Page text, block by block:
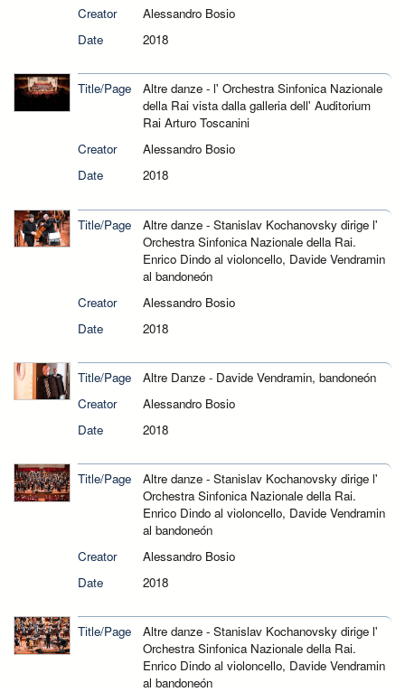
Creator
Alessandro Bosio
Date
2018
Title/Page
Altre danze - l' Orchestra Sinfonica Nazionale
della Rai vista dalla galleria dell' Auditorium
Rai Arturo Toscanini
Creator
Alessandro Bosio
Date
2018
Title/Page
Altre danze - Stanislav Kochanovsky dirige l'
Orchestra Sinfonica Nazionale della Rai.
Enrico Dindo al violoncello, Davide Vendramin
al bandoneón
Creator
Alessandro Bosio
Date
2018
Title/Page
Altre Danze - Davide Vendramin, bandoneón
Creator
Alessandro Bosio
Date
2018
Title/Page
Altre danze - Stanislav Kochanovsky dirige l'
Orchestra Sinfonica Nazionale della Rai.
Enrico Dindo al violoncello, Davide Vendramin
al bandoneón
Creator
Alessandro Bosio
Date
2018
Title/Page
Altre danze - Stanislav Kochanovsky dirige l'
Orchestra Sinfonica Nazionale della Rai.
Enrico Dindo al violoncello, Davide Vendramin
al bandoneón